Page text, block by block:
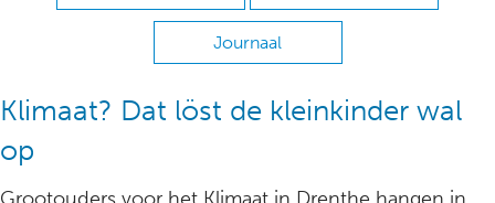
Journaal
Klimaat? Dat löst de kleinkinder wal
op